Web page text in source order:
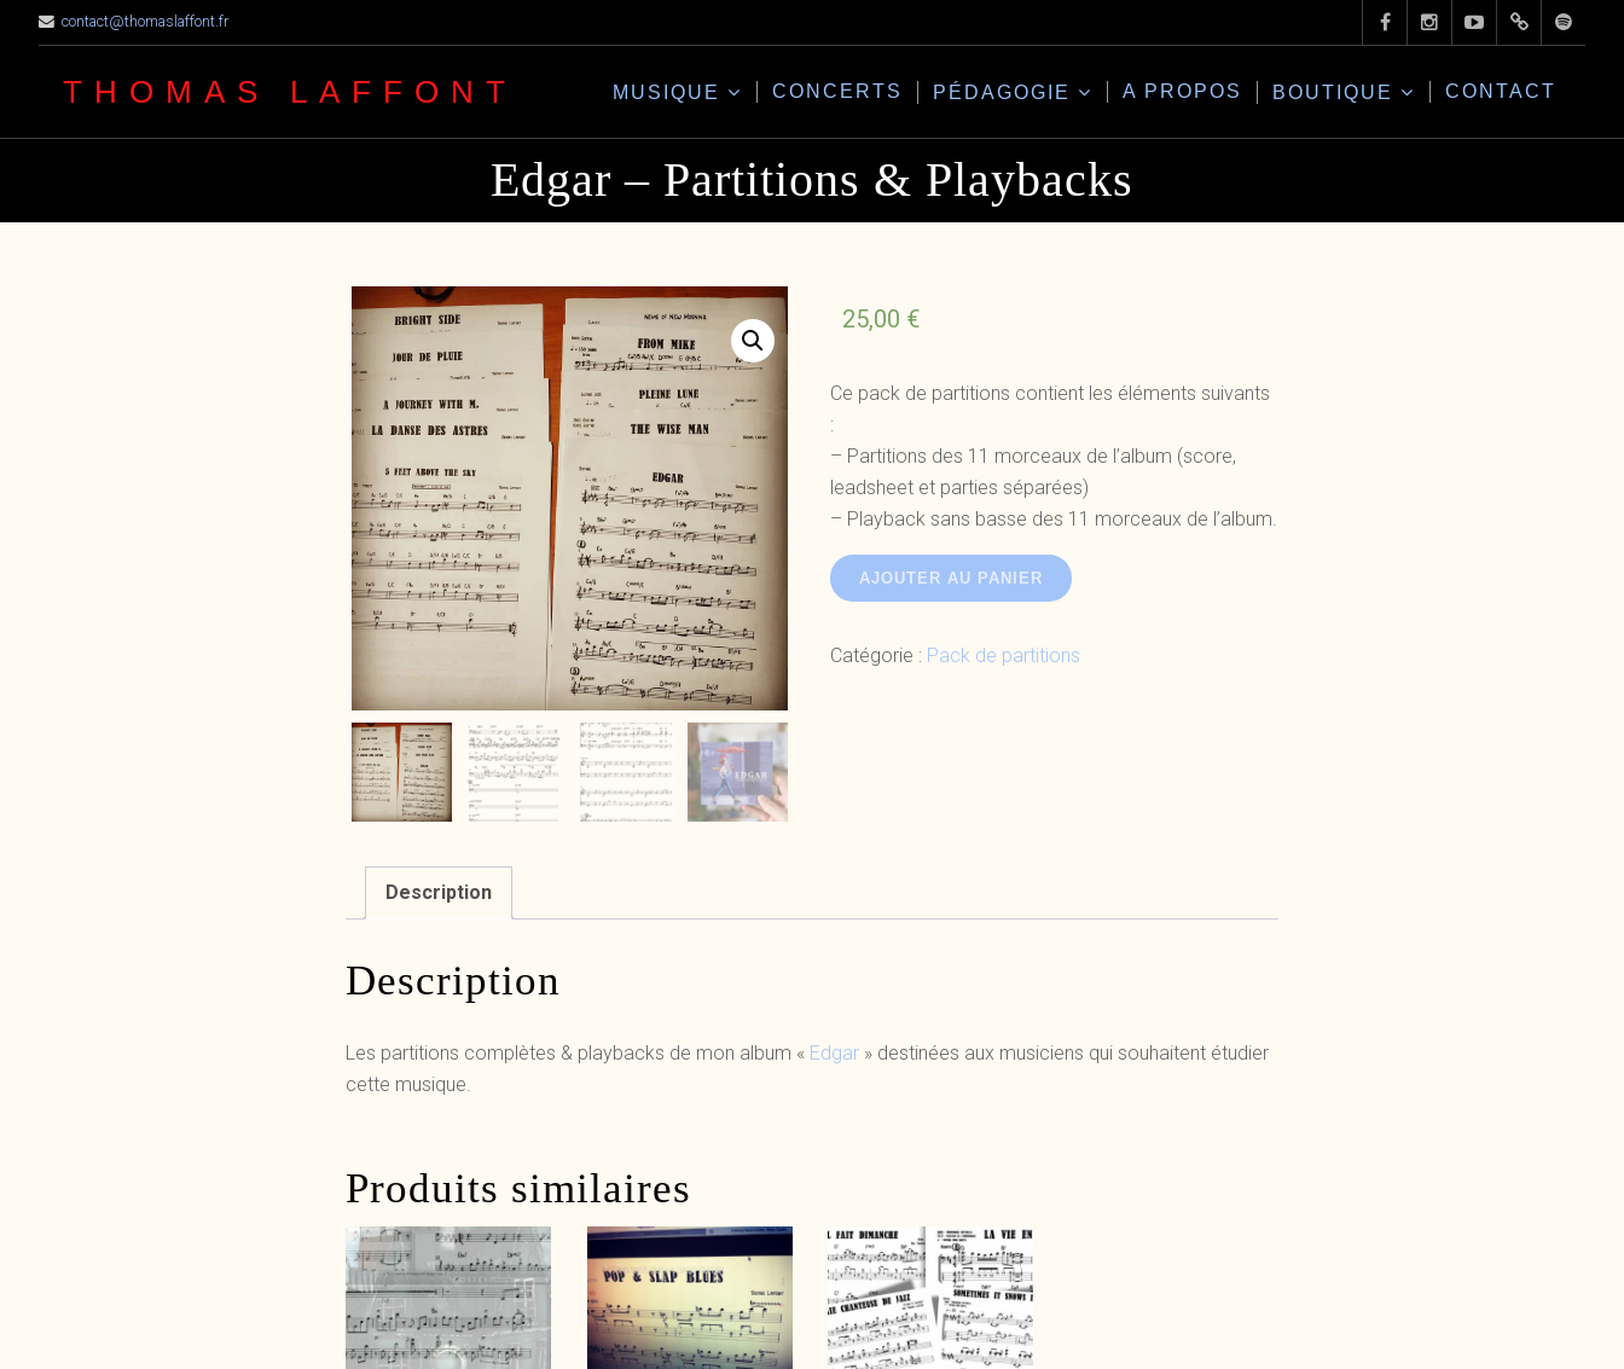
contact@thomaslaffont.fr
THOMAS LAFFONT MUSIQUE CONCERTS PÉDAGOGIE A PROPOS BOUTIQUE CONTACT
Edgar – Partitions & Playbacks
25,00 €
Ce pack de partitions contient les éléments suivants
:
– Partitions des 11 morceaux de l’album (score,
leadsheet et parties séparées)
– Playback sans basse des 11 morceaux de l’album.
quantité
de
-
AJOUTER AU PANIER
Catégorie : Pack de partitions
Description
Description
Les partitions complètes & playbacks de mon album « Edgar » destinées aux musiciens qui souhaitent étudier
cette musique.
Produits similaires